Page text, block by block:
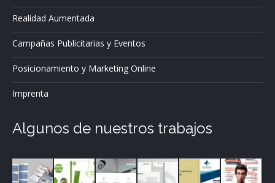
Realidad Aumentada
Campañas Publicitarias y Eventos
Posicionamiento y Marketing Online
Imprenta
Algunos de nuestros trabajos